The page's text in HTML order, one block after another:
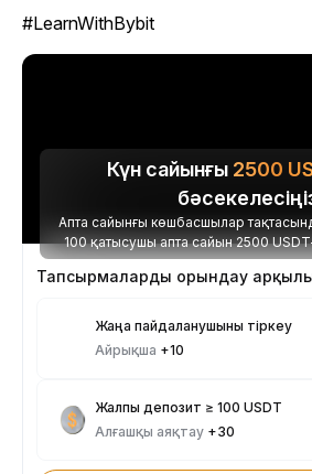
#LearnWithBybit
Күн сайынғы 2500
Апта сайынғы көшбасшылар тақтасында
100 қатысушы апта сайын 2500
Жаңа пайдаланушыны тіркеу
Айрықша +10
Жалпы депозит ≥ 100 USDT
Алғашқы аяқтау +30